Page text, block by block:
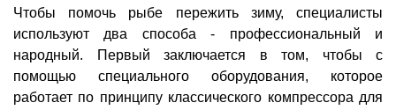
Чтобы помочь рыбе пережить зиму, специалисты
используют два способа - профессиональный и
народный. Первый заключается в том, чтобы с
помощью специального оборудования, которое
работает по принципу классического компрессора для